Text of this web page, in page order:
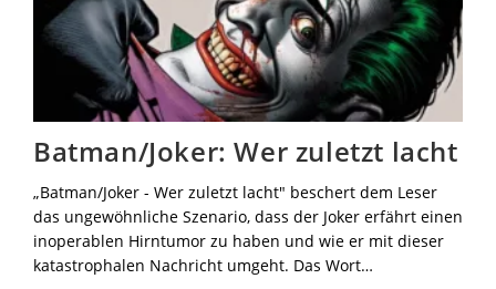
Batman/Joker: Wer zuletzt lacht
„Batman/Joker - Wer zuletzt lacht" beschert dem Leser
das ungewöhnliche Szenario, dass der Joker erfährt einen
inoperablen Hirntumor zu haben und wie er mit dieser
katastrophalen Nachricht umgeht. Das Wort…